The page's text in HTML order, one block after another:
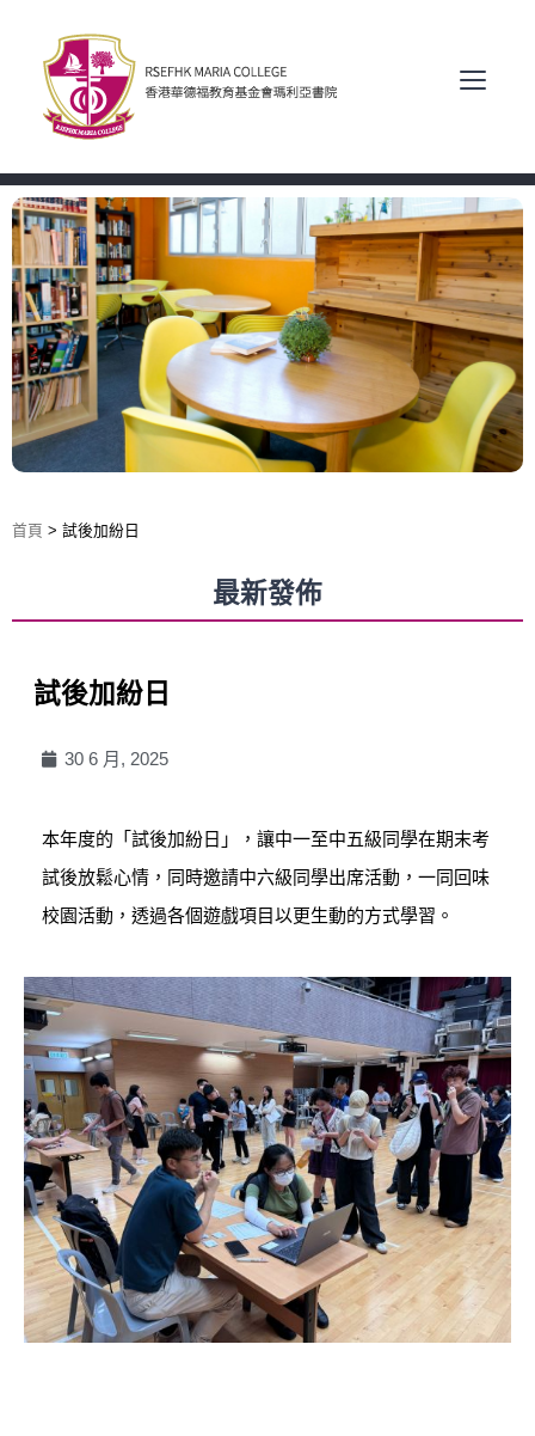
首頁 > 試後加紛日
最新發佈
試後加紛日
30 6 月, 2025
本年度的「試後加紛日」，讓中一至中五級同學在期末考
試後放鬆心情，同時邀請中六級同學出席活動，一同回味
校園活動，透過各個遊戲項目以更生動的方式學習。